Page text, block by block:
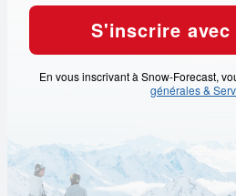
S'inscrire avec
En vous inscrivant à Snow-Forecast,
générales &